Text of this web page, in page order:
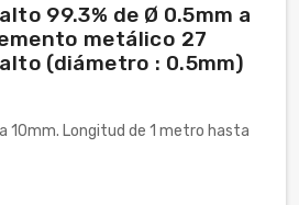
99.3% de Ø 0.5mm a
metálico 27
(diámetro : 0.5mm)
10mm. Longitud de 1 metro hasta